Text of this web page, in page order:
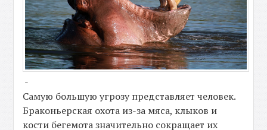
-
Самую большую угрозу представляет человек.
Браконьерская охота из-за мяса, клыков и
кости бегемота значительно сокращает их